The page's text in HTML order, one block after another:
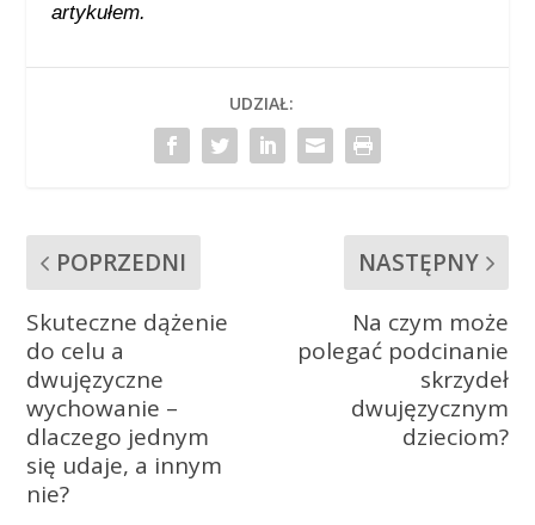
artykułem.
UDZIAŁ:
POPRZEDNI
Skuteczne dążenie
do celu a
dwujęzyczne
wychowanie –
dlaczego jednym
się udaje, a innym
nie?
NASTĘPNY
Na czym może
polegać podcinanie
skrzydeł
dwujęzycznym
dzieciom?